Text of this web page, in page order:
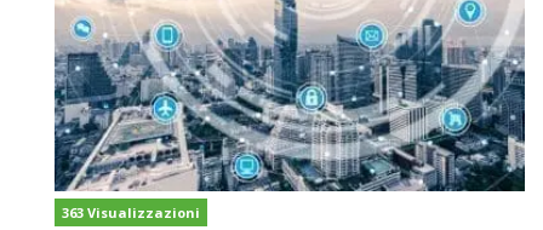
363 Visualizzazioni